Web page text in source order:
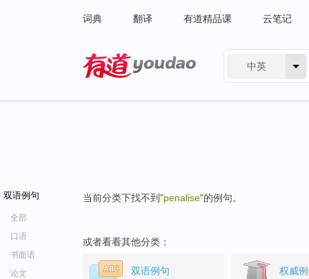
词典 翻译 有道精品课 云笔记
中英
双语例句
全部
口语
书面语
论文
当前分类下找不到"penalise"的例句。
或者看看其他分类：
双语例句 权威